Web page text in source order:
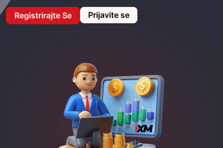
Registrirajte Se Prijavite se